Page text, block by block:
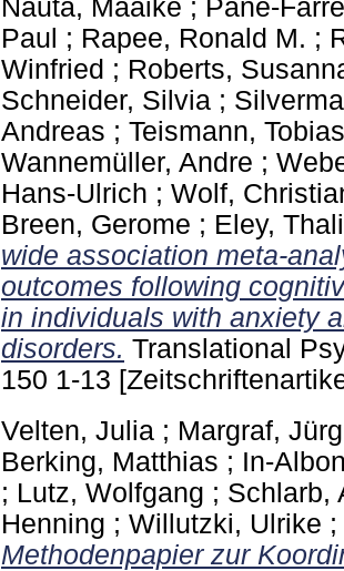
Nauta, Maaike ; Pané-
Paul ; Rapee, Ronald M. ;
Winfried ; Roberts,
Schneider, Silvia ;
Andreas ; Teismann, Tobias
Wannemüller, Andre ;
Hans-Ulrich ; Wolf,
Breen, Gerome ; Eley,
wide association meta-
outcomes following
in individuals with anxiety
disorders. Translational
150 1-13
Velten, Julia ; Margraf,
Berking, Matthias ; In-
; Lutz, Wolfgang ; Schlarb,
Henning ; Willutzki, Ulrike ;
Methodenpapier zur